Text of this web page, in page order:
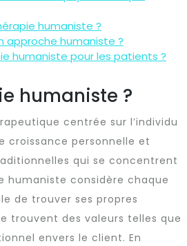
humaniste ?
approche humaniste ?
humaniste pour les patients ?
humaniste ?
centrée sur l’individu
croissance personnelle et
qui se concentrent
humaniste considère chaque
de trouver ses propres
trouvent des valeurs telles que
envers le client. En